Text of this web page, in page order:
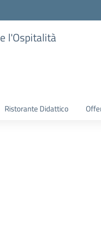
l'Ospitalità
Ristorante Didattico